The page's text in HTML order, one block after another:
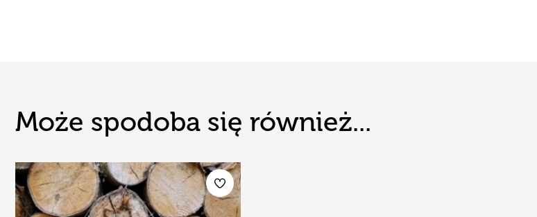
Może spodoba się również...